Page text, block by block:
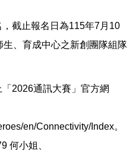
截止報名日為115年7月10
、育成中心之新創團隊組隊
2026通訊大賽」官方網
en/Connectivity/Index。
何小姐、